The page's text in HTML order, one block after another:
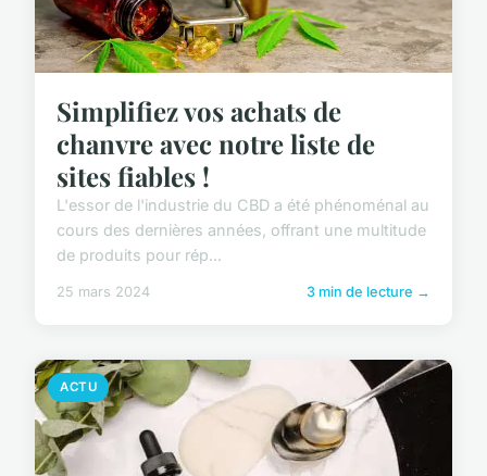
Simplifiez vos achats de
chanvre avec notre liste de
sites fiables !
L'essor de l'industrie du CBD a été phénoménal au
cours des dernières années, offrant une multitude
de produits pour rép...
25 mars 2024 3 min de lecture →
ACTU